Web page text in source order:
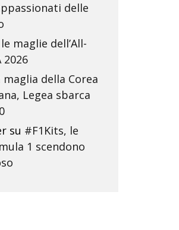
delle
maglie dell’All-
2026
maglia della Corea
Legea sbarca
su #F1Kits, le
1 scendono